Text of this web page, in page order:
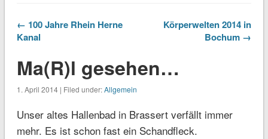
← 100 Jahre Rhein Herne
Kanal
Körperwelten 2014 in
Bochum →
Ma(R)l gesehen…
1. April 2014 | Filed under:Allgemein
Unser altes Hallenbad in Brassert verfällt immer
mehr. Es ist schon fast ein Schandfleck.